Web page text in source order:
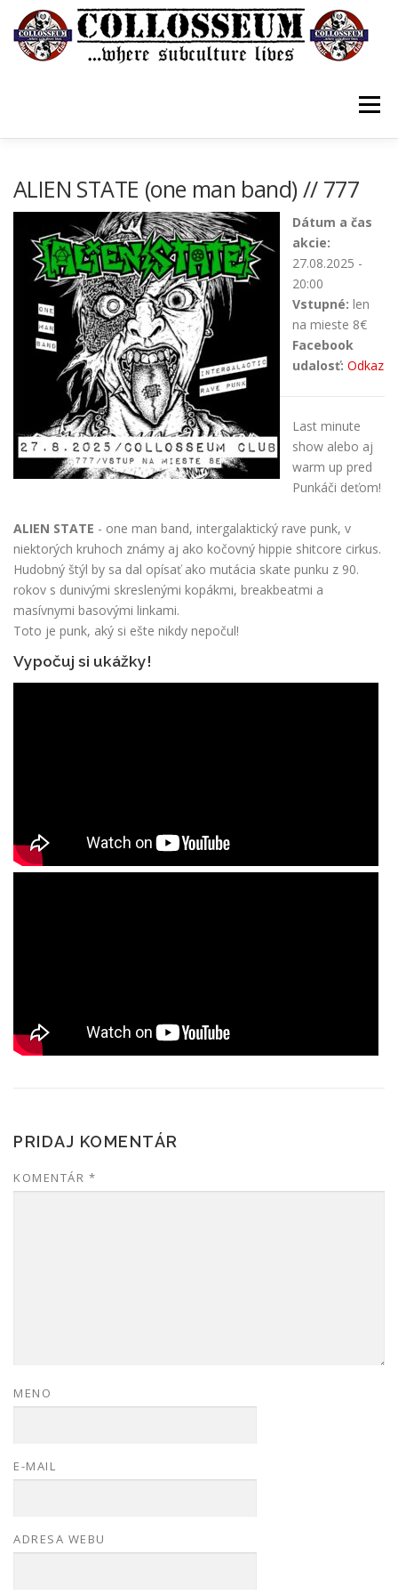
Prejsť
obsah
Menu
KONTAKTY GUESTBOOK GALÉRIA
ALIEN STATE (one man band) // 777
Dátum a čas
akcie:
27.08.2025 -
20:00
Vstupné: len
na mieste 8€
Facebook
udalosť: Odkaz
Last minute
show alebo aj
warm up pred
Punkáči deťom!
ALIEN STATE - one man band, intergalaktický rave punk, v
niektorých kruhoch známy aj ako kočovný hippie shitcore cirkus.
Hudobný štýl by sa dal opísať ako mutácia skate punku z 90.
rokov s dunivými skreslenými kopákmi, breakbeatmi a
masívnymi basovými linkami.
Toto je punk, aký si ešte nikdy nepočul!
Vypočuj si ukážky!
PRIDAJ KOMENTÁR
KOMENTÁR *
MENO
E-MAIL
ADRESA WEBU